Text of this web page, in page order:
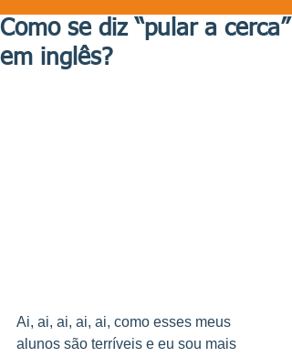
Como se diz “pular a cerca”
em inglês?
Ai, ai, ai, ai, ai, como esses meus
alunos são terríveis e eu sou mais